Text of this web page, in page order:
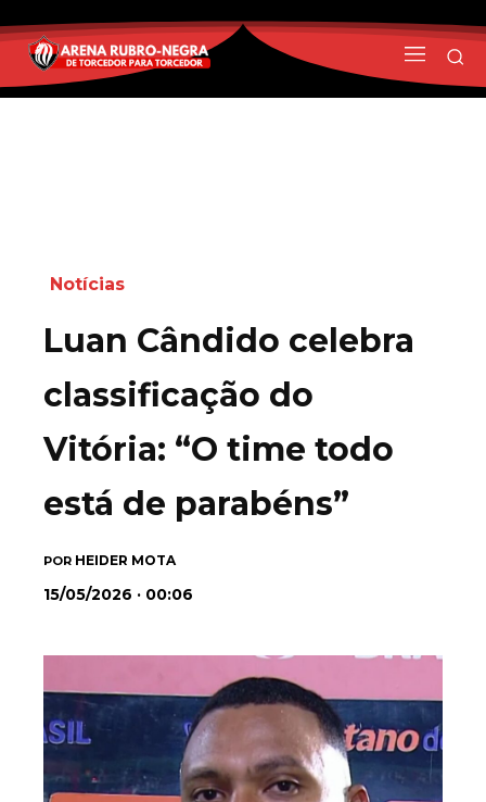
Notícias
Luan Cândido celebra
classificação do
Vitória: “O time todo
está de parabéns”
POR HEIDER MOTA
15/05/2026 · 00:06